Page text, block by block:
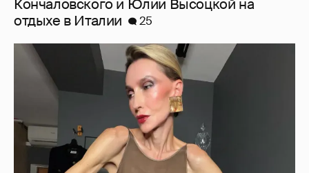
"Люблю своё тело". 52-летняя Наталья
Максимова показала фигуру в "голых"